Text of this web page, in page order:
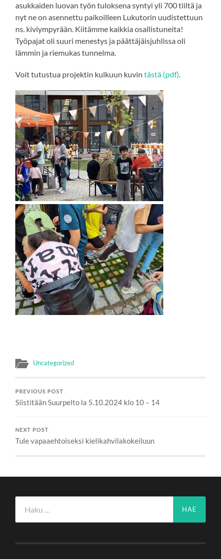
asukkaiden luovan työn tuloksena syntyi yli 700 tiiltä ja
nyt ne on asennettu paikoilleen Lukutorin uudistettuun
ns. kiviympyrään. Kiitämme kaikkia osallistuneita!
Työpajat oli suuri menestys ja päättäjäisjuhlissa oli
lämmin ja riemukas tunnelma.
Voit tutustua projektin kulkuun kuvintästä (pdf).
Uncategorized
PREVIOUS POST
Siistitään Suurpelto la 5.10.2024 klo 10 – 14
NEXT POST
Tule vapaaehtoiseksi kielikahvilakokeiluun